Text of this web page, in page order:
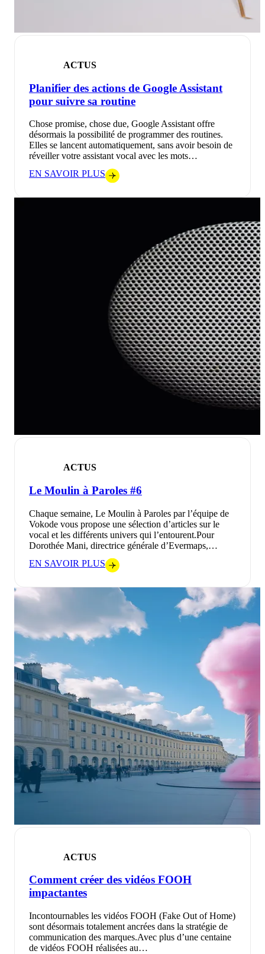
ACTUS
Planifier des actions de Google Assistant
pour suivre sa routine
Chose promise, chose due, Google Assistant offre
désormais la possibilité de programmer des routines.
Elles se lancent automatiquement, sans avoir besoin de
réveiller votre assistant vocal avec les mots…
EN SAVOIR PLUS
ACTUS
Le Moulin à Paroles #6
Chaque semaine, Le Moulin à Paroles par l’équipe de
Vokode vous propose une sélection d’articles sur le
vocal et les différents univers qui l’entourent.Pour
Dorothée Mani, directrice générale d’Evermaps,…
EN SAVOIR PLUS
ACTUS
Comment créer des vidéos FOOH
impactantes
Incontournables les vidéos FOOH (Fake Out of Home)
sont désormais totalement ancrées dans la stratégie de
communication des marques.Avec plus d’une centaine
de vidéos FOOH réalisées au…